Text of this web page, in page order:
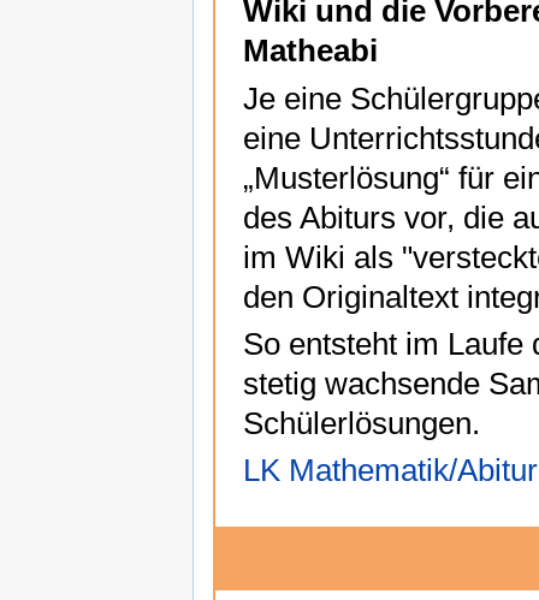
Wiki und die
Matheabi
Je eine
eine
„Musterlösung“ für
des Abiturs vor, die
im Wiki als
den Originaltext
So entsteht im Laufe
stetig wachsende
Schülerlösungen.
LK Mathematik/Abitur